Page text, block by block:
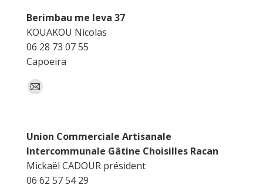
Berimbau me leva 37
KOUAKOU Nicolas
06 28 73 07 55
Capoeira
E-
Union Commerciale Artisanale
Intercommunale Gâtine Choisilles Racan
Mickaël CADOUR président
06 62 57 54 29